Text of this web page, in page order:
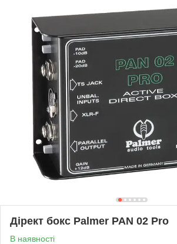
Дірект бокс Palmer PAN 02 Pro
В наявності